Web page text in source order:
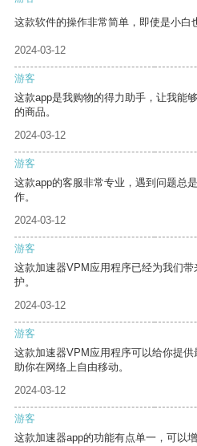
这款软件的操作非常简单，即使是小白
2024-03-12
游客
这款app是我购物的得力助手，让我能
的商品。
2024-03-12
游客
这款app的客服非常专业，遇到问题总
作。
2024-03-12
游客
这款加速器VPM应用程序已经为我们
护。
2024-03-12
游客
这款加速器VPM应用程序可以给你提
助你在网络上自由移动。
2024-03-12
游客
这款加速器app的功能有点单一，可以